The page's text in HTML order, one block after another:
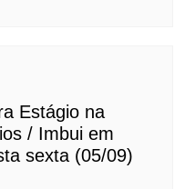
Estágio na
/ Imbui em
sexta (05/09)